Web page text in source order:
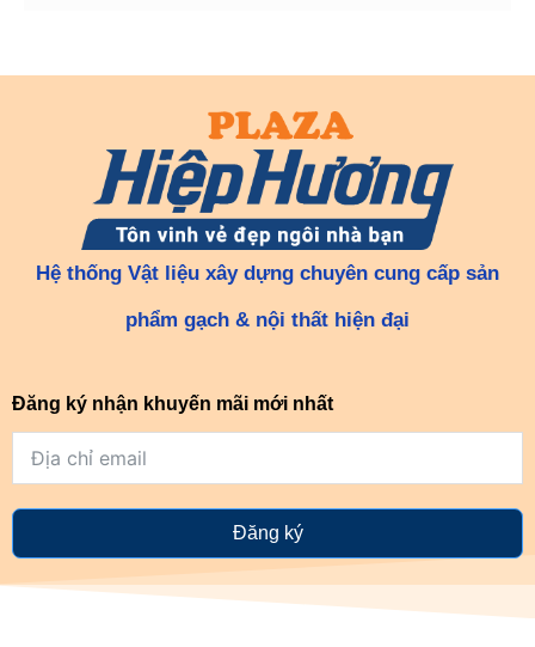
Hệ thống Vật liệu xây dựng chuyên cung cấp sản
phẩm gạch & nội thất hiện đại
Đăng ký nhận khuyến mãi mới nhất
Đăng ký